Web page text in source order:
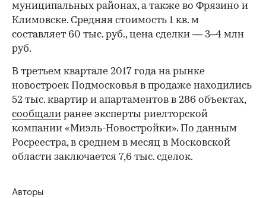
муниципальных районах, а также во Фрязино и
Климовске. Средняя стоимость 1 кв. м
составляет 60 тыс. руб., цена сделки — 3–4 млн
руб.
В третьем квартале 2017 года на рынке
новостроек Подмосковья в продаже находились
52 тыс. квартир и апартаментов в 286 объектах,
сообщали ранее эксперты риелторской
компании «Миэль-Новостройки». По данным
Росреестра, в среднем в месяц в Московской
области заключается 7,6 тыс. сделок.
Авторы